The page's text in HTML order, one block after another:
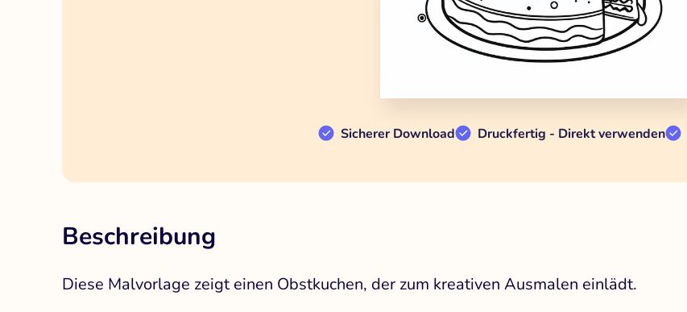
Sicherer Download Druckfertig - Direkt verwenden
Beschreibung
Diese Malvorlage zeigt einen Obstkuchen, der zum kreativen Ausmalen einlädt.